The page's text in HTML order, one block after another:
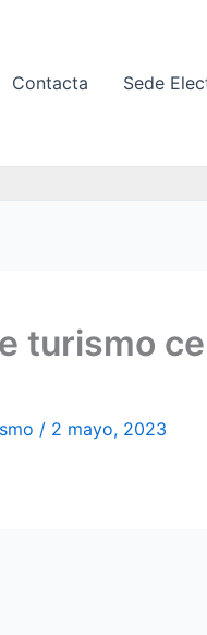
Contacta Sede
turismo
/ 2 mayo, 2023